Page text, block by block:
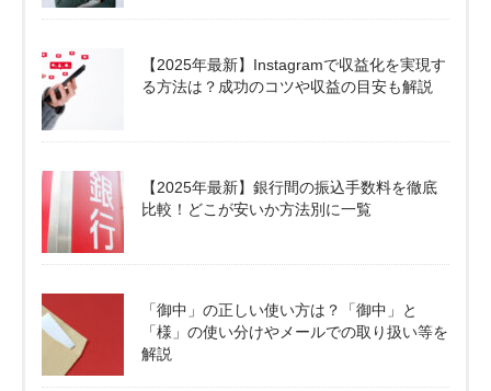
【2025年最新】Instagramで収益化を実現す
る方法は？成功のコツや収益の目安も解説
【2025年最新】銀行間の振込手数料を徹底
比較！どこが安いか方法別に一覧
「御中」の正しい使い方は？「御中」と
「様」の使い分けやメールでの取り扱い等を
解説